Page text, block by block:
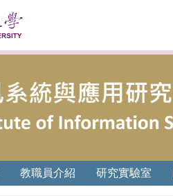
教職員介紹 研究實驗室